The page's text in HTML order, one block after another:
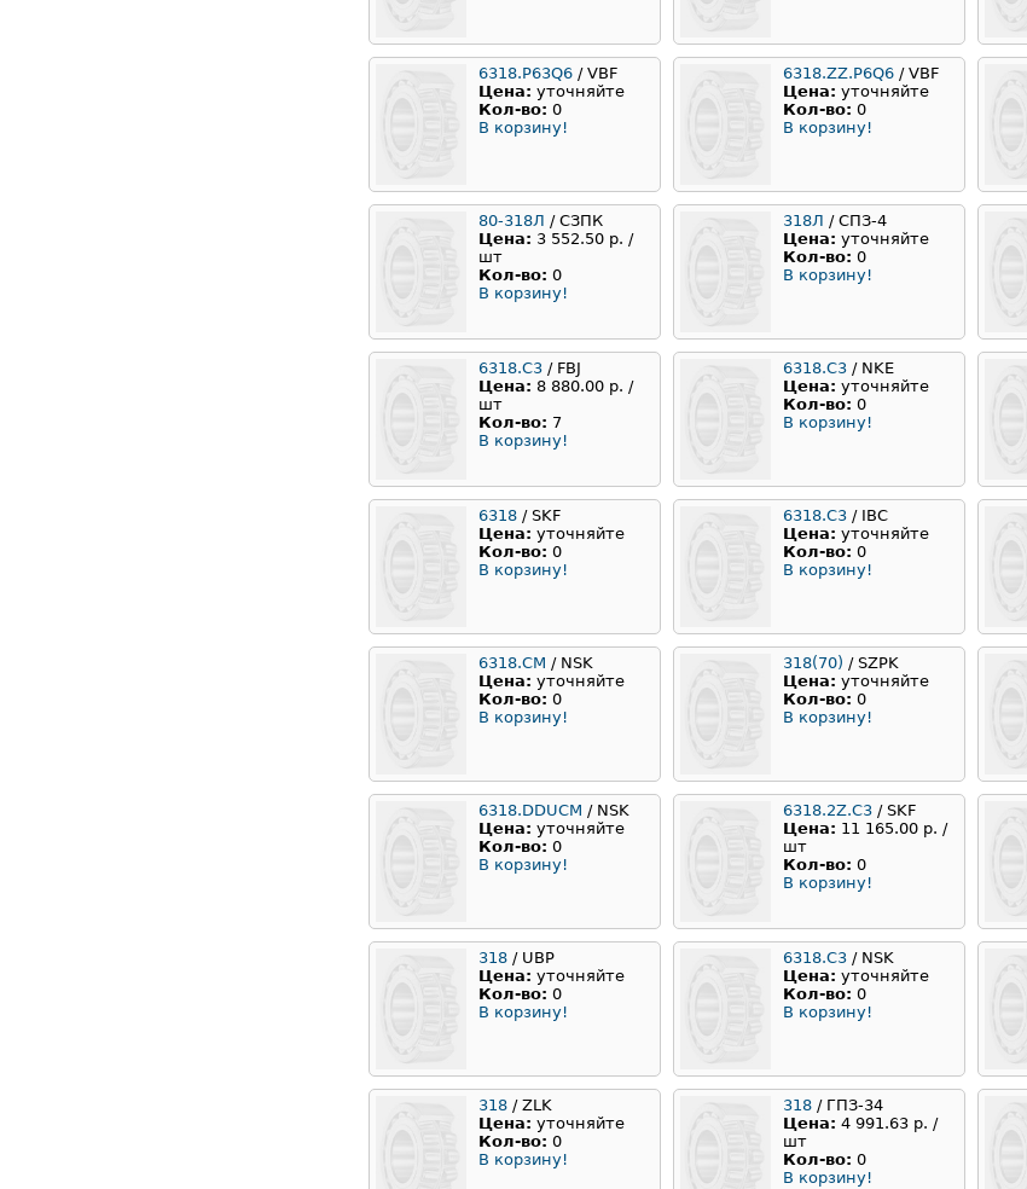
6318.P63Q6 / VBF
Цена: уточняйте
Кол-во: 0
В корзину!
6318.ZZ.P6Q6 / VBF
Цена: уточняйте
Кол-во: 0
В корзину!
80-318Л / СЗПК
Цена: 3 552.50 р. /
шт
Кол-во: 0
В корзину!
318Л / СПЗ-4
Цена: уточняйте
Кол-во: 0
В корзину!
6318.C3 / FBJ
Цена: 8 880.00 р. /
шт
Кол-во: 7
В корзину!
6318.С3 / NKE
Цена: уточняйте
Кол-во: 0
В корзину!
6318 / SKF
Цена: уточняйте
Кол-во: 0
В корзину!
6318.C3 / IBC
Цена: уточняйте
Кол-во: 0
В корзину!
6318.CM / NSK
Цена: уточняйте
Кол-во: 0
В корзину!
318(70) / SZPK
Цена: уточняйте
Кол-во: 0
В корзину!
6318.DDUCM / NSK
Цена: уточняйте
Кол-во: 0
В корзину!
6318.2Z.C3 / SKF
Цена: 11 165.00 р. /
шт
Кол-во: 0
В корзину!
318 / UBP
Цена: уточняйте
Кол-во: 0
В корзину!
6318.С3 / NSK
Цена: уточняйте
Кол-во: 0
В корзину!
318 / ZLK
Цена: уточняйте
Кол-во: 0
В корзину!
318 / ГПЗ-34
Цена: 4 991.63 р. /
шт
Кол-во: 0
В корзину!